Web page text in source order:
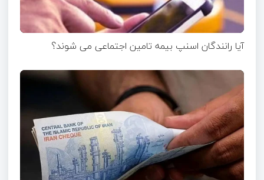
آیا رانندگان اسنپ بیمه تامین اجتماعی می شوند؟